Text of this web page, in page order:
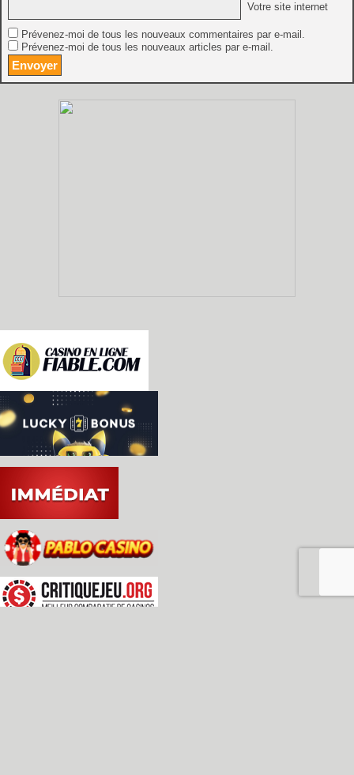
Votre site internet
Prévenez-moi de tous les nouveaux commentaires par e-mail.
Prévenez-moi de tous les nouveaux articles par e-mail.